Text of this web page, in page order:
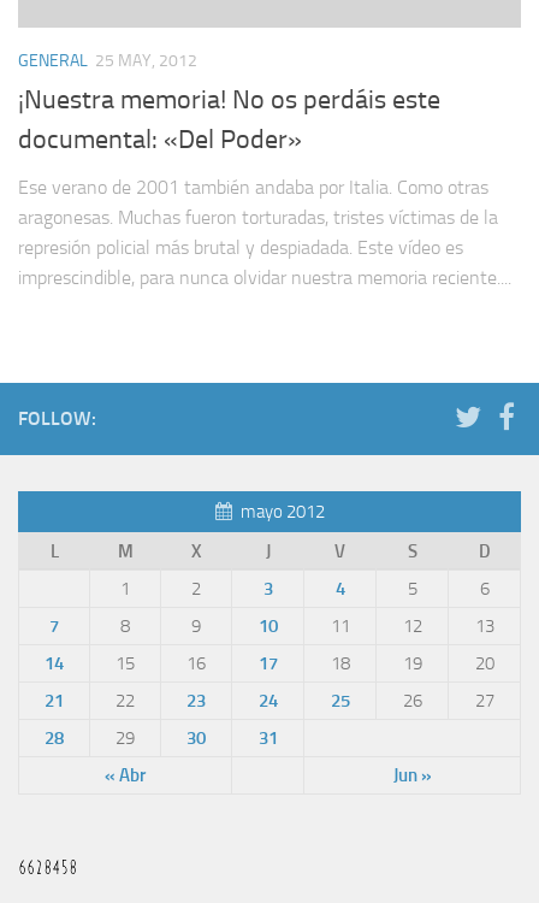
GENERAL 25 MAY, 2012
¡Nuestra memoria! No os perdáis este
documental: «Del Poder»
Ese verano de 2001 también andaba por Italia. Como otras
aragonesas. Muchas fueron torturadas, tristes víctimas de la
represión policial más brutal y despiadada. Este vídeo es
imprescindible, para nunca olvidar nuestra memoria reciente....
FOLLOW:
mayo 2012
L
M X J V S D
« Abr Jun »
1 2 3 4 5
6
7
8 9 10 11 12
13
14
15 16 17 18 19
20
21
22 23 24 25 26
27
28
29 30 31